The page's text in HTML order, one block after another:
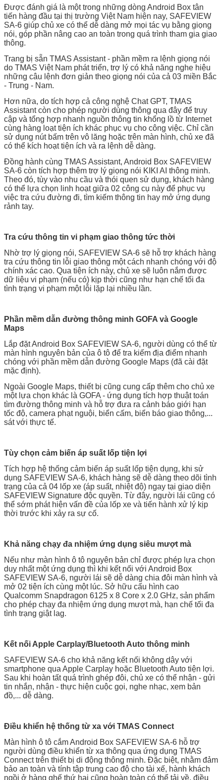
Được đánh giá là một trong những dòng Android Box tân
tiến hàng đầu tại thị trường Việt Nam hiện nay, SAFEVIEW
SA-6 giúp chủ xe có thể dễ dàng mở mọi tác vụ bằng giọng
nói, góp phần nâng cao an toàn trong quá trình tham gia giao
thông.
Trang bị sẵn TMAS Assistant - phần mềm ra lệnh giọng nói
do TMAS Việt Nam phát triển, trợ lý có khả năng nghe hiệu
những câu lệnh đơn giản theo giọng nói của cả 03 miền Bắc
- Trung - Nam.
Hơn nữa, do tích hợp cả công nghệ Chat GPT, TMAS
Assistant còn cho phép người dùng thông qua đây để truy
cập và tổng hợp nhanh nguồn thông tin khổng lồ từ Internet
cùng hàng loạt tiện ích khác phục vụ cho công việc. Chỉ cần
sử dụng nút bấm trên vô lăng hoặc trên màn hình, chủ xe đã
có thể kích hoạt tiện ích và ra lệnh dễ dàng.
Đồng hành cùng TMAS Assistant, Android Box SAFEVIEW
SA-6 còn tích hợp thêm trợ lý giọng nói KIKI AI thông minh.
Theo đó, tùy vào nhu cầu và thói quen sử dụng, khách hàng
có thể lựa chọn linh hoạt giữa 02 công cụ này để phục vụ
việc tra cứu đường đi, tìm kiếm thông tin hay mở ứng dụng
rảnh tay.
Tra cứu thông tin vi phạm giao thông tức thời
Nhờ trợ lý giọng nói, SAFEVIEW SA-6 sẽ hỗ trợ khách hàng
tra cứu thông tin lỗi giao thông một cách nhanh chóng với độ
chính xác cao. Qua tiện ích này, chủ xe sẽ luôn nắm được
dữ liệu vi phạm (nếu có) kịp thời cũng như hạn chế tối đa
tình trạng vi phạm một lỗi lặp lại nhiều lần.
Phần mềm dẫn đường thông minh GOFA và Google
Maps
Lắp đặt Android Box SAFEVIEW SA-6, người dùng có thể từ
màn hình nguyên bản của ô tô để tra kiếm địa điểm nhanh
chóng với phần mềm dẫn đường Google Maps (đã cài đặt
mặc định).
Ngoài Google Maps, thiết bị cũng cung cấp thêm cho chủ xe
một lựa chọn khác là GOFA - ứng dụng tích hợp thuật toán
tìm đường thông minh và hỗ trợ đưa ra cảnh báo giới hạn
tốc độ, camera phạt nguội, biển cấm, biển báo giao thông,...
sát với thực tế.
Tùy chọn cảm biến áp suất lốp tiện lợi
Tích hợp hệ thống cảm biến áp suất lốp tiện dụng, khi sử
dụng SAFEVIEW SA-6, khách hàng sẽ dễ dàng theo dõi tình
trạng của cả 04 lốp xe (áp suất, nhiệt độ) ngay tại giao diện
SAFEVIEW Signature độc quyền. Từ đây, người lái cũng có
thể sớm phát hiện vấn đề của lốp xe và tiến hành xử lý kịp
thời trước khi xảy ra sự cố.
Khả năng chạy đa nhiệm ứng dụng siêu mượt mà
Nếu như màn hình ô tô nguyên bản chỉ được phép lựa chọn
duy nhất một ứng dụng thì khi kết nối với Android Box
SAFEVIEW SA-6, người lái sẽ dễ dàng chia đôi màn hình và
mở 02 tiện ích cùng một lúc. Sở hữu cấu hình cao
Qualcomm Snapdragon 6125 x 8 Core x 2.0 GHz, sản phẩm
cho phép chạy đa nhiệm ứng dụng mượt mà, hạn chế tối đa
tình trạng giật lag.
Kết nối Apple Carplay/Bluetooth Auto thông minh
SAFEVIEW SA-6 cho khả năng kết nối không dây với
smartphone qua Apple Carplay hoặc Bluetooth Auto tiện lợi.
Sau khi hoàn tất quá trình ghép đôi, chủ xe có thể nhận - gửi
tin nhắn, nhận - thực hiện cuộc gọi, nghe nhạc, xem bản
đồ,... dễ dàng.
Điều khiển hệ thống từ xa với TMAS Connect
Màn hình ô tô cắm Android Box SAFEVIEW SA-6 hỗ trợ
người dùng điều khiển từ xa thông qua ứng dụng TMAS
Connect trên thiết bị di động thông minh. Đặc biệt, nhằm đảm
bảo an toàn và tính tập trung cao độ cho tài xế, hành khách
ngồi ở hàng ghế thứ hai cũng hoàn toàn có thể tải về, điều